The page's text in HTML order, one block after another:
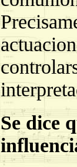
Se dice